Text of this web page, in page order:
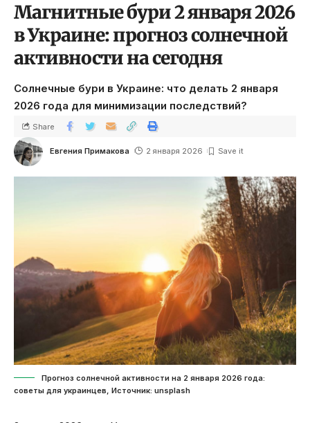
Магнитные бури 2 января 2026
в Украине: прогноз солнечной
активности на сегодня
Солнечные бури в Украине: что делать 2 января
2026 года для минимизации последствий?
Евгения Примакова 2 января 2026
Share
Прогноз солнечной активности на 2 января 2026 года:
советы для украинцев, Источник: unsplash